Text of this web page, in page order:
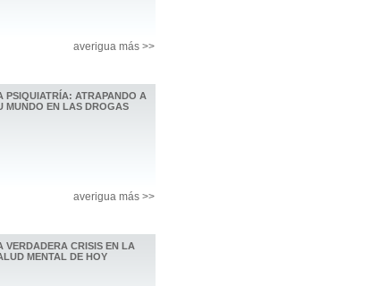
averigua más >>
PSIQUIATRÍA: ATRAPANDO A
MUNDO EN LAS DROGAS
averigua más >>
VERDADERA CRISIS EN LA
MENTAL DE HOY